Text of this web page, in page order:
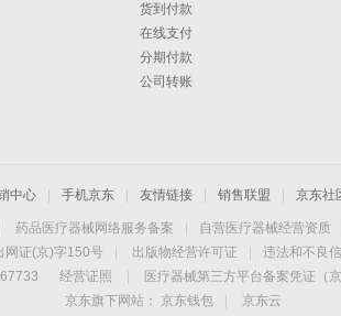
货到付款
在线支付
分期付款
公司转账
中心 手机京东 友情链接 销售联盟 京东社
药品医疗器械网络服务备案 自营医疗器械经营资质
网证(京)字150号
出版物经营许可证
违法和不良
经营证照 医疗器械第三方平台备案凭证（
京东旗下网站：
京东钱包
京东云